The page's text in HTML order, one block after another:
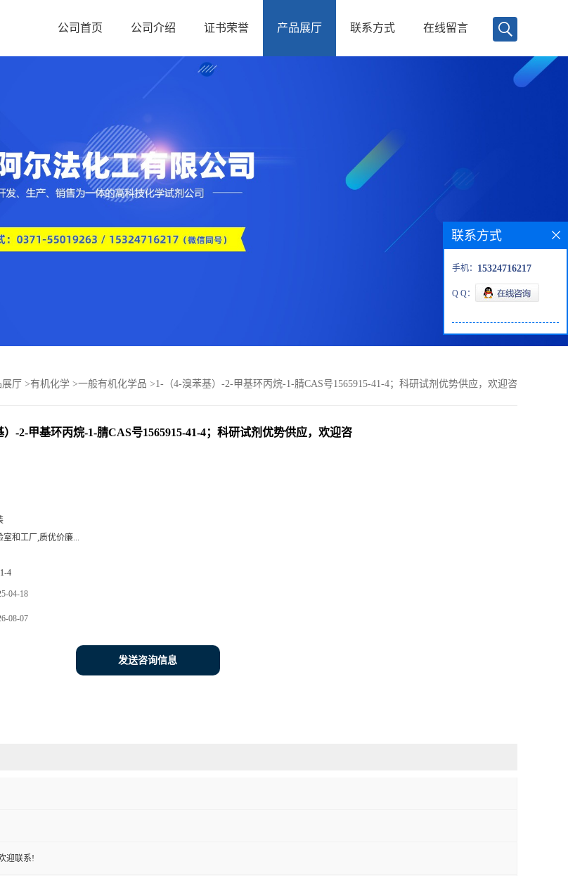
公司首页 公司介绍 证书荣誉 产品展厅 联系方式 在线留言
展厅 >有机化学 >一般有机化学品 >1-（4-溴苯基）-2-甲基环丙烷-1-腈CAS号1565915-41-4；科研试剂优势供应，欢迎咨
）-2-甲基环丙烷-1-腈CAS号1565915-41-4；科研试剂优势供应，欢迎咨
室和工厂,质优价廉...
4
04-18
08-07
发送咨询信息
迎联系!
联系方式
手机： 15324716217
Q Q：